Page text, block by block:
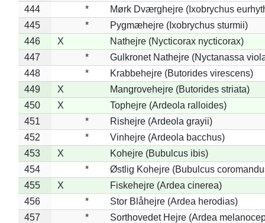
444
*
Mørk Dværghejre (Ixobrychus
445
*
Pygmæhejre (Ixobrychus sturmii)
446
X
Nathejre (Nycticorax nycticorax)
447
*
Gulkronet Nathejre (Nyctanassa
448
*
Krabbehejre (Butorides virescens)
449
X
Mangrovehejre (Butorides striata)
450
X
Tophejre (Ardeola ralloides)
451
*
Rishejre (Ardeola grayii)
452
*
Vinhejre (Ardeola bacchus)
453
X
Kohejre (Bubulcus ibis)
454
*
Østlig Kohejre (Bubulcus
455
X
Fiskehejre (Ardea cinerea)
456
*
Stor Blåhejre (Ardea herodias)
457
*
Sorthovedet Hejre (Ardea